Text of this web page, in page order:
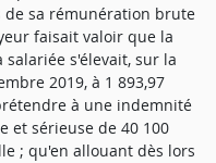
de sa rémunération brute
faisait valoir que la
s'élevait, sur la
2019, à 1 893,97
à une indemnité
et sérieuse de 40 100
; qu'en allouant dès lors